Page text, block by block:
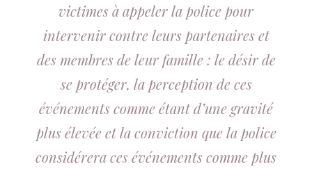
victimes à appeler la police pour
intervenir contre leurs partenaires et
des membres de leur famille : le désir de
se protéger, la perception de ces
événements comme étant d’une gravité
plus élevée et la conviction que la police
considérera ces événements comme plus